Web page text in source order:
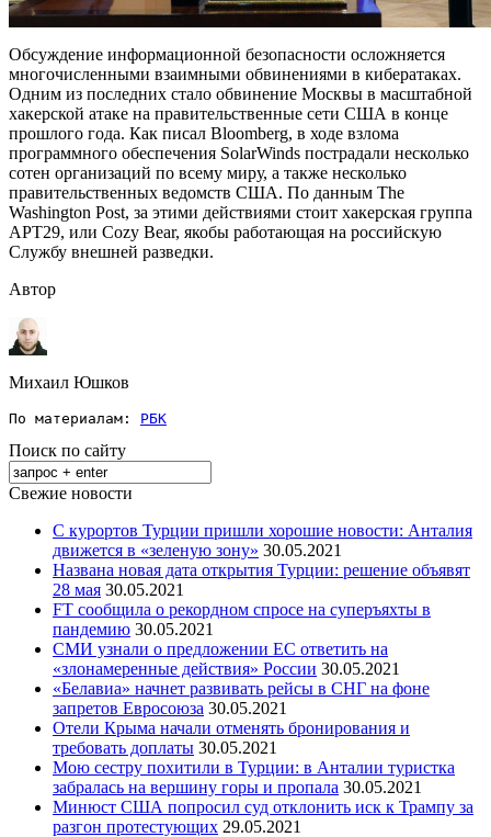
Обсуждение информационной безопасности осложняется
многочисленными взаимными обвинениями в кибератаках.
Одним из последних стало обвинение Москвы в масштабной
хакерской атаке на правительственные сети США в конце
прошлого года. Как писал Bloomberg, в ходе взлома
программного обеспечения SolarWinds пострадали несколько
сотен организаций по всему миру, а также несколько
правительственных ведомств США. По данным The
Washington Post, за этими действиями стоит хакерская группа
APT29, или Cozy Bear, якобы работающая на российскую
Службу внешней разведки.
Автор
Михаил Юшков
По материалам: РБК
Поиск по сайту
Свежие новости
С курортов Турции пришли хорошие новости: Анталия
движется в «зеленую зону» 30.05.2021
Названа новая дата открытия Турции: решение объявят
28 мая 30.05.2021
FT сообщила о рекордном спросе на суперъяхты в
пандемию 30.05.2021
СМИ узнали о предложении ЕС ответить на
«злонамеренные действия» России 30.05.2021
«Белавиа» начнет развивать рейсы в СНГ на фоне
запретов Евросоюза 30.05.2021
Отели Крыма начали отменять бронирования и
требовать доплаты 30.05.2021
Мою сестру похитили в Турции: в Анталии туристка
забралась на вершину горы и пропала 30.05.2021
Минюст США попросил суд отклонить иск к Трампу за
разгон протестующих 29.05.2021